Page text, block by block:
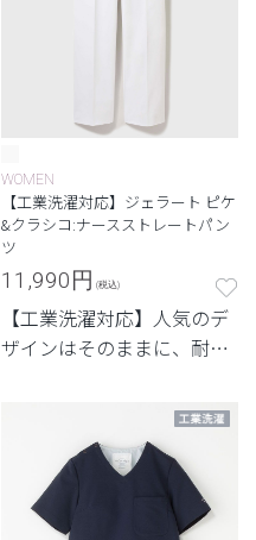
WOMEN
【工業洗濯対応】ジェラート ピケ
&クラシコ:ナースストレートパン
ツ
11,990円 (税込)
【工業洗濯対応】人気のデ
ザインはそのままに、耐久